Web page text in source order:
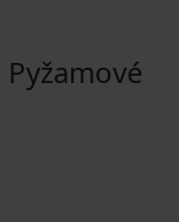
Pyžamové